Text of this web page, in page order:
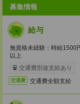
募集情報
給与
無資格未経験：時給
以上
交通費別途支給あり
交通費 交通費全額支給